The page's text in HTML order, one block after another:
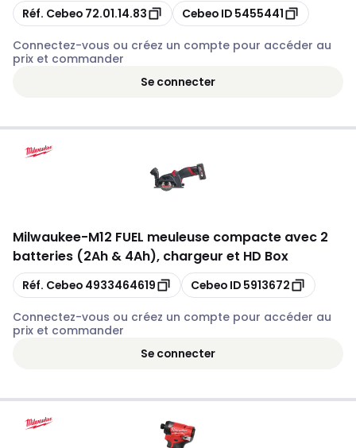
Copier
Réf. Cebeo 72.01.14.83 Copier
Cebeo ID 5455441
Connectez-vous ou créez un compte pour accéder au
prix et commander
Se connecter
Milwaukee-M12 FUEL meuleuse compacte avec 2
batteries (2Ah & 4Ah), chargeur et HD Box
Copier
Réf. Cebeo 4933464619 Copier
Cebeo ID 5913672
Connectez-vous ou créez un compte pour accéder au
prix et commander
Se connecter